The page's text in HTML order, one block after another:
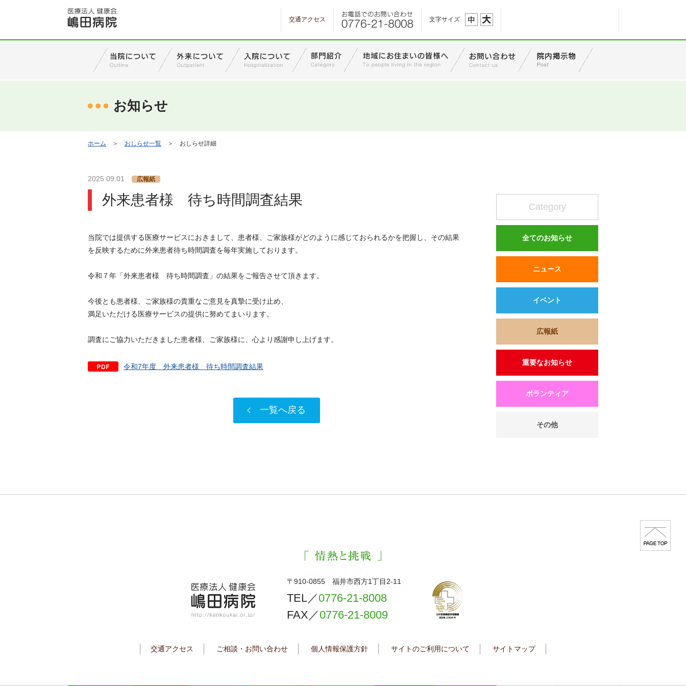
文字サイズ
交通アクセス
お知らせ
ホーム ＞ おしらせ一覧 ＞ おしらせ詳細
2025.09.01 広報紙
外来患者様 待ち時間調査結果
当院では提供する医療サービスにおきまして、患者様、ご家族様がどのように感じておられるかを把握し、その結果
を反映するために外来患者待ち時間調査を毎年実施しております。
令和７年「外来患者様 待ち時間調査」の結果をご報告させて頂きます。
今後とも患者様、ご家族様の貴重なご意見を真摯に受け止め、
満足いただける医療サービスの提供に努めてまいります。
調査にご協力いただきました患者様、ご家族様に、心より感謝申し上げます。
令和7年度 外来患者様 待ち時間調査結果
一覧へ戻る
Category
全てのお知らせ
ニュース
イベント
広報紙
重要なお知らせ
ボランティア
その他
〒910-0855 福井市西方1丁目2-11
TEL／0776-21-8008
FAX／0776-21-8009
交通アクセス ご相談・お問い合わせ 個人情報保護方針 サイトのご利用について サイトマップ